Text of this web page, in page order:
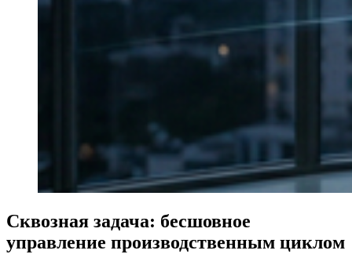
Сквозная задача: бесшовное
управление производственным циклом